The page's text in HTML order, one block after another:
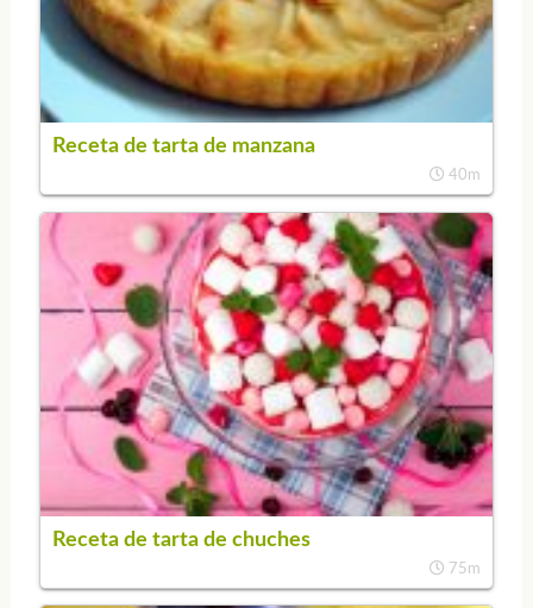
Receta de tarta de manzana
40m
Receta de tarta de chuches
75m